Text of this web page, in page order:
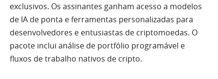
exclusivos. Os assinantes ganham acesso a modelos
de IA de ponta e ferramentas personalizadas para
desenvolvedores e entusiastas de criptomoedas. O
pacote inclui análise de portfólio programável e
fluxos de trabalho nativos de cripto.